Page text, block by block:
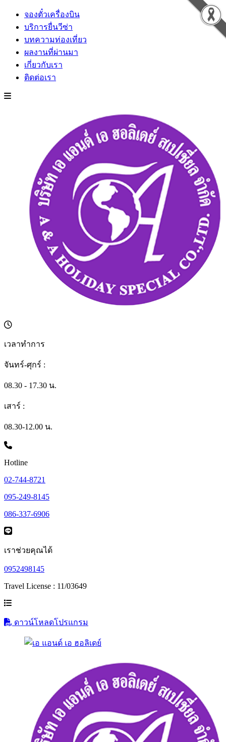
จองตั๋วเครื่องบิน
บริการยื่นวีซ่า
บทความท่องเที่ยว
ผลงานที่ผ่านมา
เกี่ยวกับเรา
ติดต่อเรา
เวลาทำการ
จันทร์-ศุกร์ :
08.30 - 17.30 น.
เสาร์ :
08.30-12.00 น.
Hotline
02-744-8721
095-249-8145
086-337-6906
เราช่วยคุณได้
0952498145
Travel License : 11/03649
ดาวน์โหลดโปรแกรม